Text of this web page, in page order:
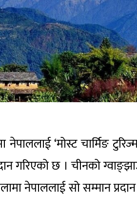
नेपाललाई ‘मोस्ट चार्मिङ
गरिएको छ । चीनको
नेपाललाई सो सम्मान